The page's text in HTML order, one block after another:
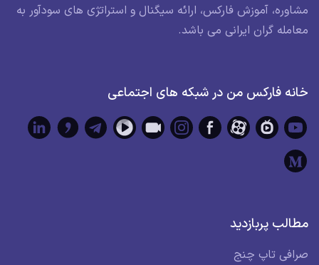
مشاوره، آموزش فارکس، ارائه سیگنال و استراتژی های سودآور به
معامله گران ایرانی می باشد.
خانه فارکس من در شبکه های اجتماعی
مطالب پربازدید
صرافی تاپ چنج